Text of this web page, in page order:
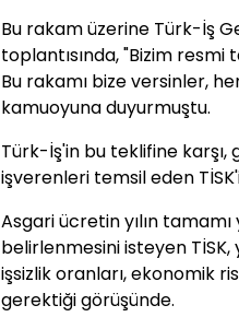
Bu rakam üzerine Türk-İş
toplantısında, "Bizim resmi
Bu rakamı bize versinler,
kamuoyuna duyurmuştu.
Türk-İş'in bu teklifine karşı,
işverenleri temsil eden
Asgari ücretin yılın
belirlenmesini isteyen
işsizlik oranları, ekonomik
gerektiği görüşünde.